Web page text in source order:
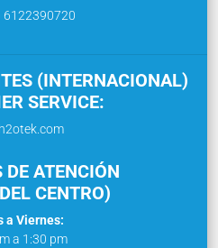
6122390720
(INTERNACIONAL)
SERVICE:
DE ATENCIÓN
CENTRO)
a Viernes:
a 1:30 pm